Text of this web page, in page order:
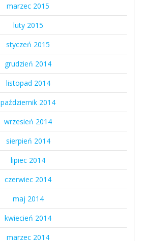
marzec 2015
luty 2015
styczeń 2015
grudzień 2014
listopad 2014
październik 2014
wrzesień 2014
sierpień 2014
lipiec 2014
czerwiec 2014
maj 2014
kwiecień 2014
marzec 2014